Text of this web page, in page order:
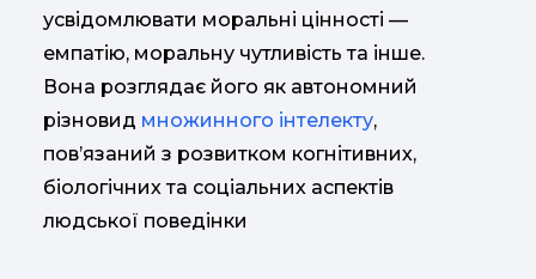
усвідомлювати моральні цінності —
емпатію, моральну чутливість та інше.
Вона розглядає його як автономний
різновид множинного інтелекту,
пов’язаний з розвитком когнітивних,
біологічних та соціальних аспектів
людської поведінки